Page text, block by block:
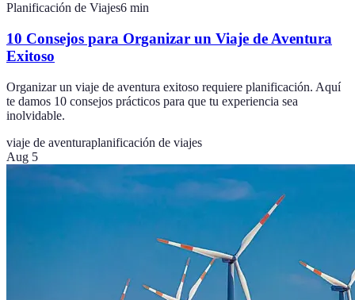
Planificación de Viajes6 min
10 Consejos para Organizar un Viaje de Aventura
Exitoso
Organizar un viaje de aventura exitoso requiere planificación. Aquí
te damos 10 consejos prácticos para que tu experiencia sea
inolvidable.
viaje de aventuraplanificación de viajes
Aug 5